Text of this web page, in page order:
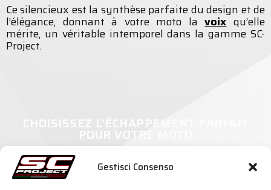
Gestisci Consenso
Ce silencieux est la synthèse parfaite du design et de
l’élégance, donnant à votre moto lavoixqu’elle
mérite, un véritable intemporel dans la gamme SC-
Project.
CHOISISSEZ L'ÉCHAPPEMENT PARFAIT